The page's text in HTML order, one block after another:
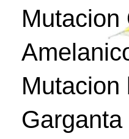
Mutacion
Mutacion